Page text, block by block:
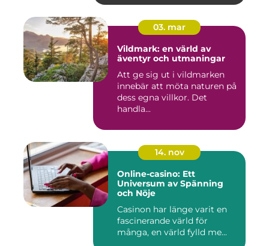
03. mar
Vildmark: en värld av
äventyr och utmaningar
Att ge sig ut i vildmarken
innebär att möta naturen på
dess egna villkor. Det
handla...
14. nov
Online-casino: Ett
Universum av Spänning
och Nöje
Casinon har länge varit en
fascinerande värld för
många, en värld fylld me...